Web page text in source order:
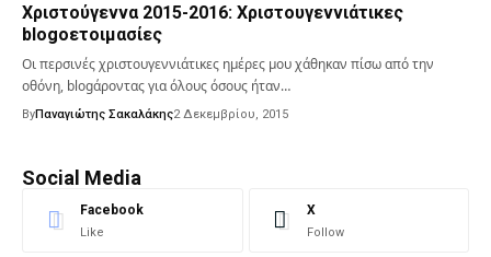
Χριστούγεννα 2015-2016: Χριστουγεννιάτικες
blogοετοιμασίες
Οι περσινές χριστουγεννιάτικες ημέρες μου χάθηκαν πίσω από την
οθόνη, blogάροντας για όλους όσους ήταν…
ByΠαναγιώτης Σακαλάκης2 Δεκεμβρίου, 2015
Social Media
Facebook
Like
X
Follow